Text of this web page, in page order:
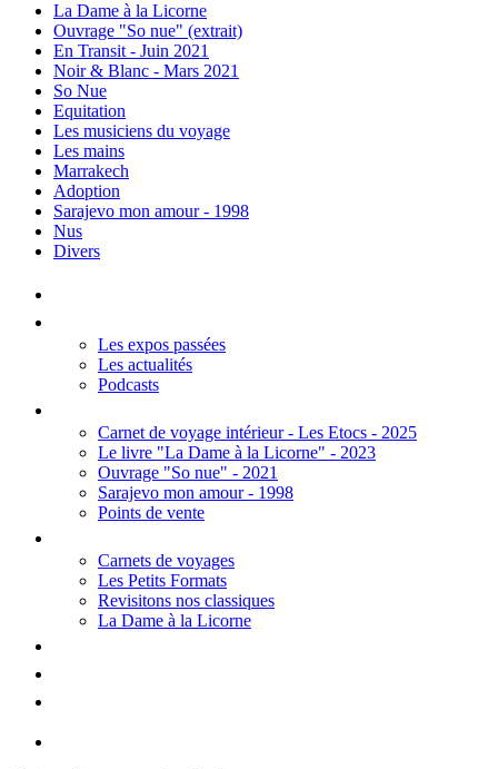
La Dame à la Licorne
Ouvrage "So nue" (extrait)
En Transit - Juin 2021
Noir & Blanc - Mars 2021
So Nue
Equitation
Les musiciens du voyage
Les mains
Marrakech
Adoption
Sarajevo mon amour - 1998
Nus
Divers
Les expos passées
Les actualités
Podcasts
Carnet de voyage intérieur - Les Etocs - 2025
Le livre "La Dame à la Licorne" - 2023
Ouvrage "So nue" - 2021
Sarajevo mon amour - 1998
Points de vente
Carnets de voyages
Les Petits Formats
Revisitons nos classiques
La Dame à la Licorne